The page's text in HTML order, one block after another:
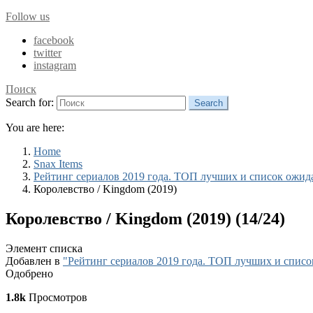
Follow us
facebook
twitter
instagram
Поиск
Search for:
Search
You are here:
Home
Snax Items
Рейтинг сериалов 2019 года. ТОП лучших и список
Королевство / Kingdom (2019)
Королевство / Kingdom (2019) (14/24)
Элемент списка
Добавлен в "Рейтинг сериалов 2019 года. ТОП лучших и
Одобрено
1.8k Просмотров